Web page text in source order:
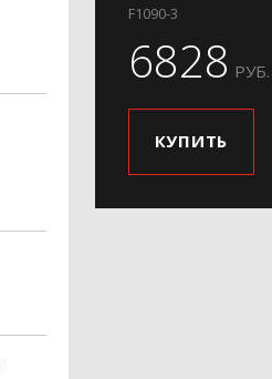
F1090-3
6828 РУБ.
КУПИТЬ